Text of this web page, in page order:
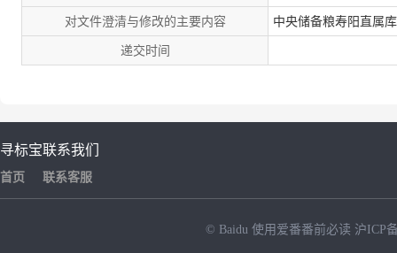
对文件澄清与修改的主要内容 中央储备粮寿阳直属
递交时间
寻标宝
首页
联系我们
联系客服
© Baidu 使用爱番番前必读 沪ICP